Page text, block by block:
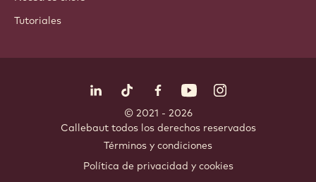
Tutoriales
LinkedIn Opens in a new window.
TikTok Opens in a new window.
Facebook Opens in a new
YouTubeInstagram
© 2021 - 2026
Callebaut. todos los derechos reservados
Términos y condiciones
Política de privacidad y cookies